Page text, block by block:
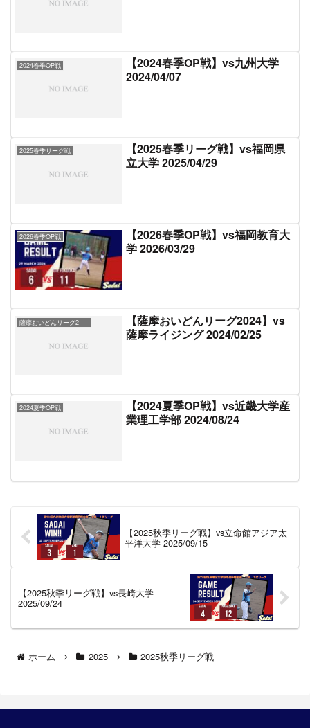
2024春季OP戦
【2024春季OP戦】vs九州大学
2024/04/07
2025春季リーグ戦
【2025春季リーグ戦】vs福岡県
立大学 2025/04/29
2026春季OP戦
【2026春季OP戦】vs福岡教育大
学 2026/03/29
薩摩おいどんリーグ2024
【薩摩おいどんリーグ2024】vs
薩摩ライジング 2024/02/25
2024夏季OP戦
【2024夏季OP戦】vs近畿大学産
業理工学部 2024/08/24
【2025秋季リーグ戦】vs立命館アジア太
平洋大学 2025/09/15
【2025秋季リーグ戦】vs長崎大学
2025/09/24
ホーム 2025 2025秋季リーグ戦